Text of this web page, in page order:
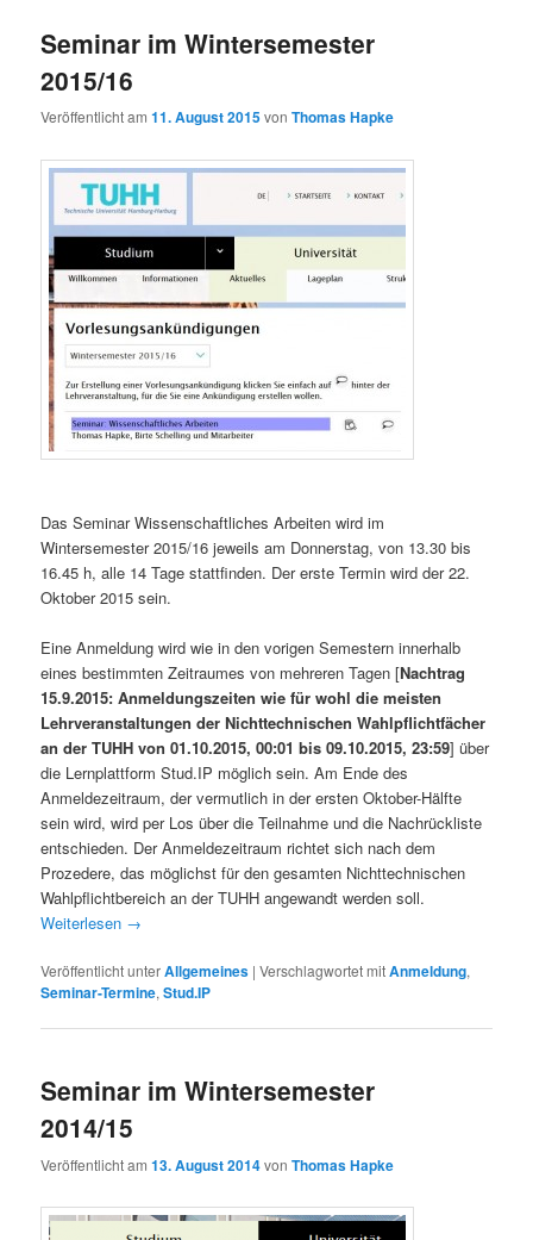
Seminar im Wintersemester
2015/16
Veröffentlicht am11. August 2015vonThomas Hapke
Das Seminar Wissenschaftliches Arbeiten wird im
Wintersemester 2015/16 jeweils am Donnerstag, von 13.30 bis
16.45 h, alle 14 Tage stattfinden. Der erste Termin wird der 22.
Oktober 2015 sein.
Eine Anmeldung wird wie in den vorigen Semestern innerhalb
eines bestimmten Zeitraumes von mehreren Tagen [Nachtrag
15.9.2015: Anmeldungszeiten wie für wohl die meisten
Lehrveranstaltungen der Nichttechnischen Wahlpflichtfächer
an der TUHH von 01.10.2015, 00:01 bis 09.10.2015, 23:59] über
die Lernplattform Stud.IP möglich sein. Am Ende des
Anmeldezeitraum, der vermutlich in der ersten Oktober-Hälfte
sein wird, wird per Los über die Teilnahme und die Nachrückliste
entschieden. Der Anmeldezeitraum richtet sich nach dem
Prozedere, das möglichst für den gesamten Nichttechnischen
Wahlpflichtbereich an der TUHH angewandt werden soll.
Weiterlesen →
Veröffentlicht unterAllgemeines |Verschlagwortet mitAnmeldung,
Seminar-Termine,Stud.IP
Seminar im Wintersemester
2014/15
Veröffentlicht am13. August 2014vonThomas Hapke